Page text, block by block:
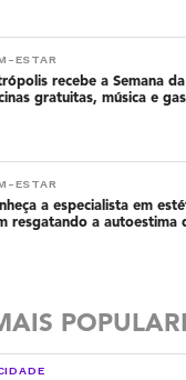
ESTAR
recebe a Semana
gratuitas, música e
ESTAR
a especialista em
resgatando a autoestima